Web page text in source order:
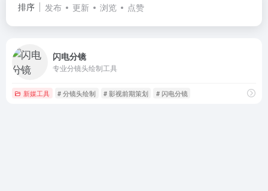
排序 发布 更新 浏览 点赞
闪电分镜
专业分镜头绘制工具
新媒工具 # 分镜头绘制 # 影视前期策划 # 闪电分镜